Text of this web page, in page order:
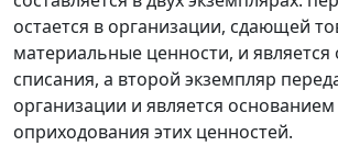
остается в организации, сдающей
материальные ценности, и
списания, а второй экземпляр
организации и является основанием
оприходования этих ценностей.